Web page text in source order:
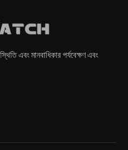
এবং মানবাধিকার পর্যবেক্ষণ এবং